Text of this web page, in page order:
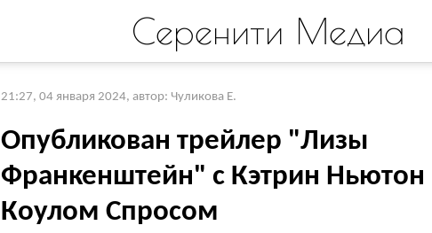
Серенити Медиа
21:27, 04 января 2024, автор: Чуликова Е.
Опубликован трейлер "Лизы
Франкенштейн" с Кэтрин Ньютон
Коулом Спросом